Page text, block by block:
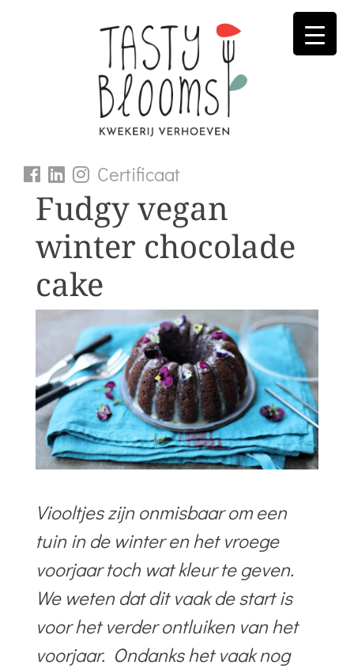
Certificaat
Fudgy vegan
winter chocolade
cake
Viooltjes zijn onmisbaar om een
tuin in de winter en het vroege
voorjaar toch wat kleur te geven.
We weten dat dit vaak de start is
voor het verder ontluiken van het
voorjaar. Ondanks het vaak nog